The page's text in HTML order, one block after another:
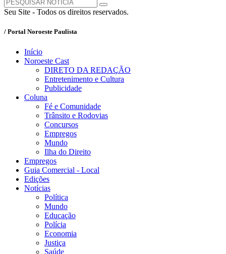
Seu Site - Todos os direitos reservados.
/ Portal Noroeste Paulista
Início
Noroeste Cast
DIRETO DA REDAÇÃO
Entretenimento e Cultura
Publicidade
Coluna
Fé e Comunidade
Trânsito e Rodovias
Concursos
Empregos
Mundo
Ilha do Direito
Empregos
Guia Comercial - Local
Edições
Notícias
Política
Mundo
Educação
Polícia
Economia
Justiça
Saúde